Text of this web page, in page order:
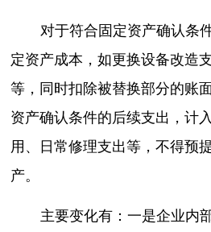
对于符合固定资产确认条
定资产成本，如更换设备改造
等，同时扣除被替换部分的账
资产确认条件的后续支出，计
用、日常修理支出等，不得预
产。
主要变化有：一是企业内